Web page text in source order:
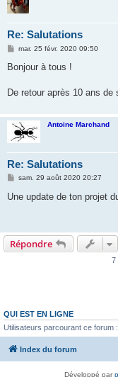
Re: Salutations
M
s
g
mar. 25 févr. 2020 09:50
Bonjour à tous !
De retour après 10 ans de
Antoine Marchand
Re: Salutations
M
s
s
sam. 29 août 2020 20:27
Une update de ton projet
Répondre
7
QUI EST EN LIGNE
Utilisateurs parcourant ce forum
Index du forum
Développé par